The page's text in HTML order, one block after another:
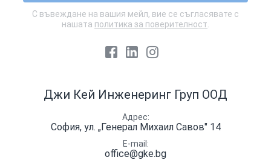
Джи Кей Инженеринг Груп ООД
Адрес
София, ул. „Генерал Михаил Савов" 14
E-mail
office@gke.bg
С въвеждане на вашия мейл, вие се съгласявате с
нашата политика за поверителност
Facebook
LinkedIn